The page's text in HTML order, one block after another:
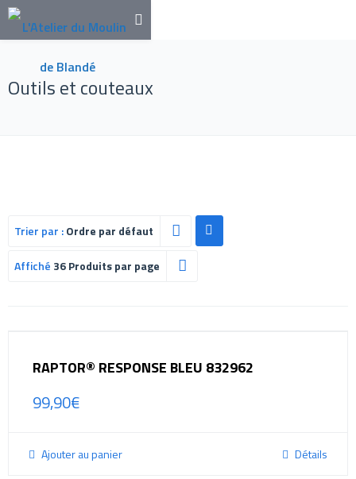
Outils et couteaux
Trier par :Ordre par défaut
Affiché 36 Produits par page
RAPTOR® RESPONSE BLEU 832962
99,90€
Ajouter au panier Détails